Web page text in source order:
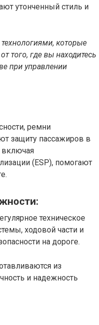
утонченный стиль и
которые
того, где вы находитесь
при управлении
ремни
защиту пассажиров в
включая
(ESP), помогают
техническое
ходовой части и
на дороге.
из
и надежность